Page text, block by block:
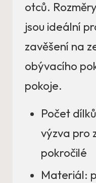
otců.
jsou ideální
zavěšení na
obývacího
pokoje.
Počet
výzva pro
pokročilé
Materiál: